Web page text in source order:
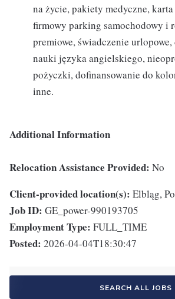
na życie, pakiety medyczne,
firmowy parking samochodowy i
premiowe, świadczenie
nauki języka angielskiego,
pożyczki, dofinansowanie do
inne.
Additional Information
Relocation Assistance Provided: No
Client-provided location(s): Elbląg,
Job ID: GE_power-990193705
Employment Type: FULL_TIME
Posted: 2026-04-04T18:30:47
SEARCH ALL JOBS